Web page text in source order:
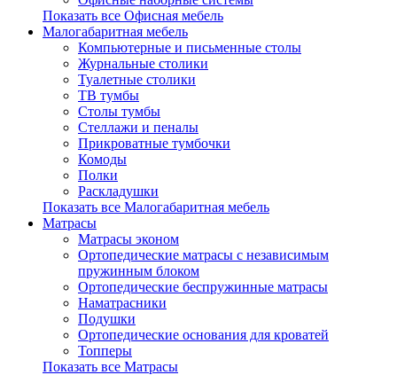
Показать все Офисная мебель
Малогабаритная мебель
Компьютерные и письменные столы
Журнальные столики
Туалетные столики
ТВ тумбы
Столы тумбы
Стеллажи и пеналы
Прикроватные тумбочки
Комоды
Полки
Раскладушки
Показать все Малогабаритная мебель
Матрасы
Матрасы эконом
Ортопедические матрасы с независимым
пружинным блоком
Ортопедические беспружинные матрасы
Наматрасники
Подушки
Ортопедические основания для кроватей
Топперы
Показать все Матрасы